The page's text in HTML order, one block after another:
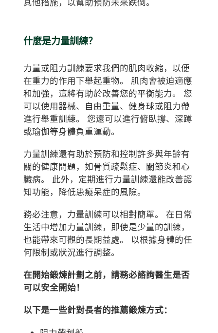
什麼是力量訓練？
力量或阻力訓練要求我們的肌肉收縮，以便
在重力的作用下舉起重物。 肌肉會被迫適應
和加強，這將有助於改善您的平衡能力。 您
可以使用器械、自由重量、健身球或阻力帶
進行舉重訓練。 您還可以進行俯臥撐、深蹲
或瑜伽等身體負重運動。
力量訓練還有助於預防和控制許多與年齡有
關的健康問題，如骨質疏鬆症、關節炎和心
臟病。 此外，定期進行力量訓練還能改善認
知功能，降低患癡呆症的風險。
務必注意，力量訓練可以相對簡單。 在日常
生活中增加力量訓練，即使是少量的訓練，
也能帶來可觀的長期益處。 以根據身體的任
何限制或狀況進行調整。
在開始鍛煉計劃之前，請務必諮詢醫生是否
可以安全開始！
以下是一些針對長者的推薦鍛煉方式：